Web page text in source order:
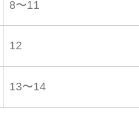
8〜11
12
13〜14